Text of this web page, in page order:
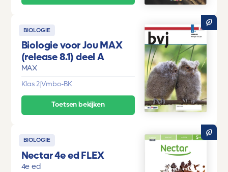
BIOLOGIE
Biologie voor Jou MAX
(release 8.1) deel A
MAX
Klas 2|Vmbo-BK
Toetsen bekijken
BIOLOGIE
Nectar 4e ed FLEX
4e ed